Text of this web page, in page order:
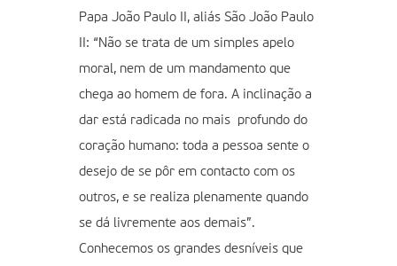
Papa João Paulo II, aliás São João Paulo
II: “Não se trata de um simples apelo
moral, nem de um mandamento que
chega ao homem de fora. A inclinação a
dar está radicada no mais profundo do
coração humano: toda a pessoa sente o
desejo de se pôr em contacto com os
outros, e se realiza plenamente quando
se dá livremente aos demais”.
Conhecemos os grandes desníveis que